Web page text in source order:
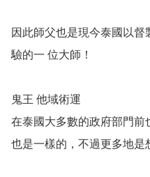
因此師父也是現今泰國以
驗的一 位大師！
鬼王 他域術運
在泰國大多數的政府部門前
也是一樣的，不過更多地是